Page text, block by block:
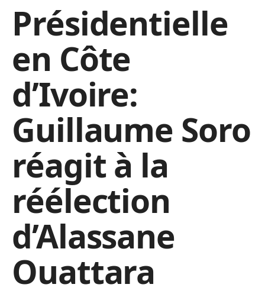
Présidentielle
en Côte
d’Ivoire:
Guillaume Soro
réagit à la
réélection
d’Alassane
Ouattara